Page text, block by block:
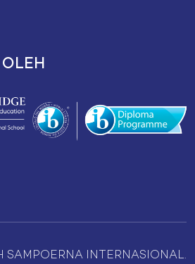
SAMPOERNA INTERNASIONAL.